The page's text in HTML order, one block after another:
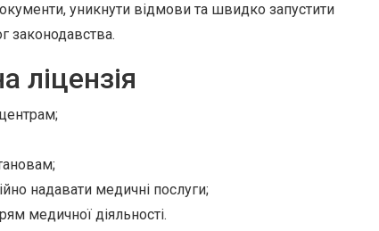
уникнути відмови та швидко запустити
законодавства.
ліцензія
надавати медичні послуги;
медичної діяльності.